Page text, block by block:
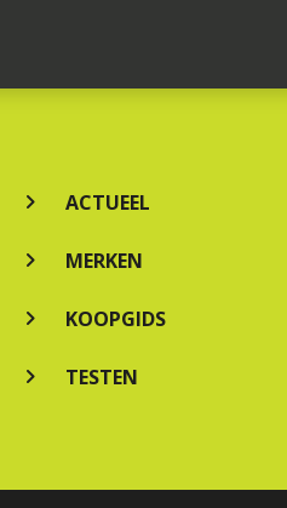
ACTUEEL
MERKEN
KOOPGIDS
TESTEN